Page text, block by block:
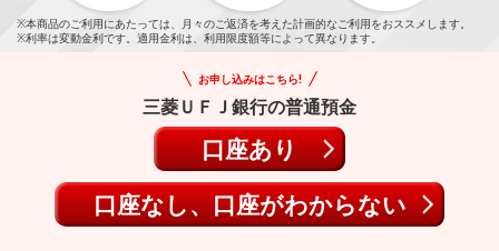
※本商品のご利用にあたっては、月々のご返済を考えた計画的なご利用をおススメします。
※利率は変動金利です。適用金利は、利用限度額等によって異なります。
お申し込みはこちら!
三菱ＵＦＪ銀行の普通預金
口座あり
口座なし、口座がわからない